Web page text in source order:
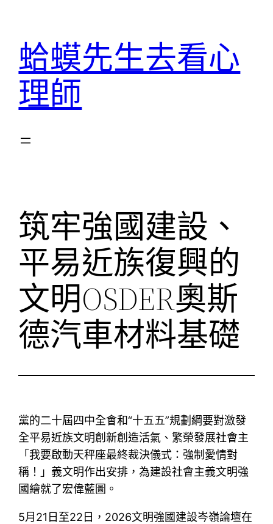
蛤蟆先生去看心
理師
筑牢強國建設、
平易近族復興的
文明OSDER奧斯
德汽車材料基礎
黨的二十屆四中全會和“十五五”規劃綱要對激發
全平易近族文明創新創造活氣、繁榮發展社會主
「我要啟動天秤座最終裁決儀式：強制愛情對
稱！」義文明作出安排，為建設社會主義文明強
國繪就了宏偉藍圖。
5月21日至22日，2026文明強國建設岑嶺論壇在